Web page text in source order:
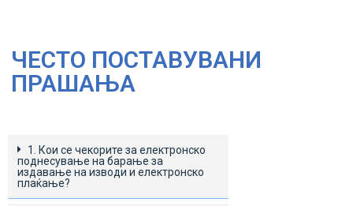
ЧЕСТО ПОСТАВУВАНИ
ПРАШАЊА
1. Кои се чекорите за електронскo
поднесување на барањe за
издавање на изводи и електронско
плаќање?